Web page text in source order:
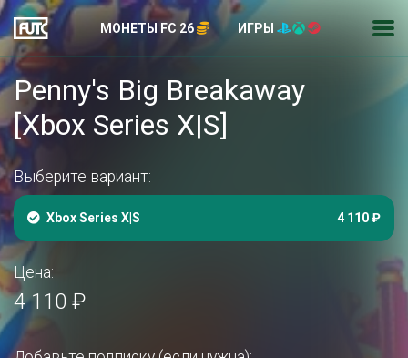
МОНЕТЫ FC 26 ИГРЫ
Penny's Big Breakaway
[Xbox Series X|S]
Выберите вариант:
Xbox Series X|S 4 110 ₽
Цена:
4 110 ₽